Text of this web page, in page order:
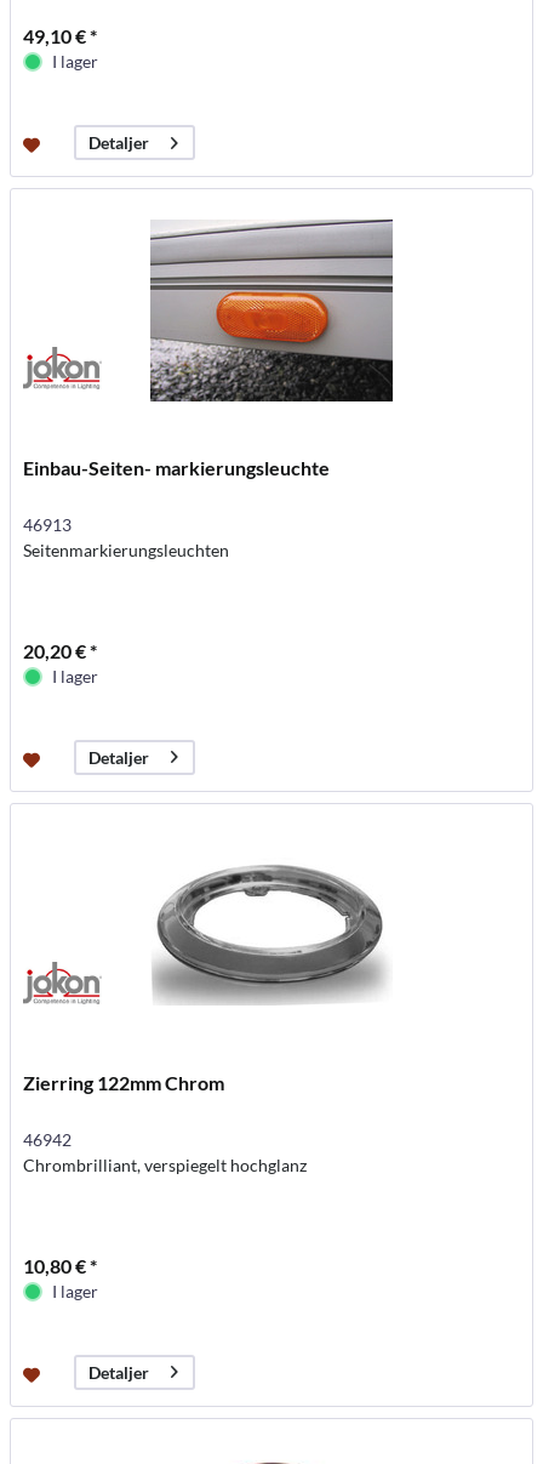
49,10 € *
I lager
Detaljer
Einbau-Seiten- markierungsleuchte
46913
Seitenmarkierungsleuchten
20,20 € *
I lager
Detaljer
Zierring 122mm Chrom
46942
Chrombrilliant, verspiegelt hochglanz
10,80 € *
I lager
Detaljer